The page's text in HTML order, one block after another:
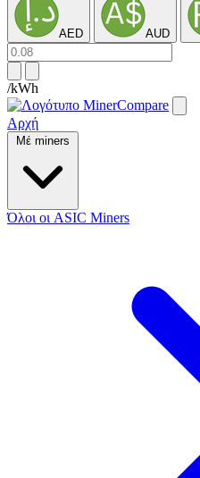
AED AUD
/kWh
Αρχή
Μέ miners
Όλοι οι ASIC Miners